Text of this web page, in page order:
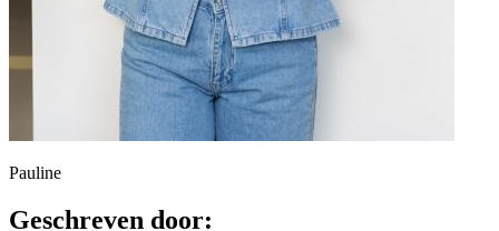
Pauline
Geschreven door: